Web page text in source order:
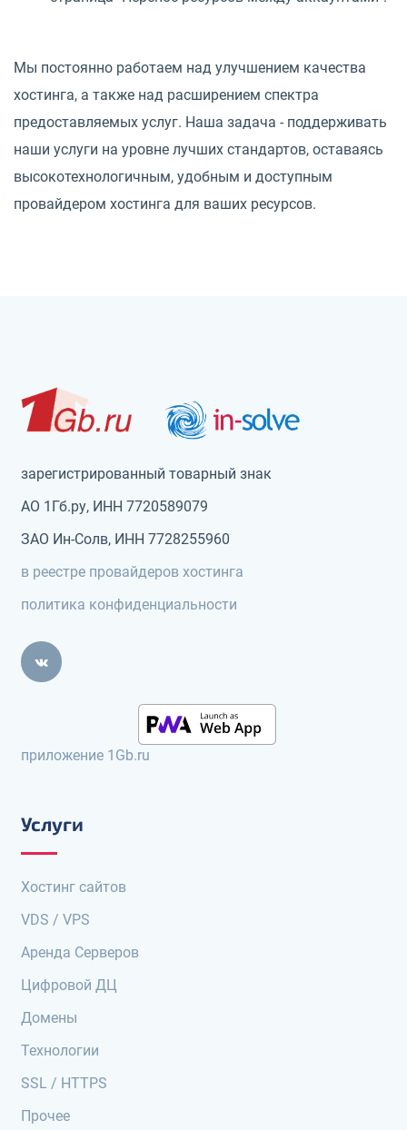
Мы постоянно работаем над улучшением качества
хостинга, а также над расширением спектра
предоставляемых услуг. Наша задача - поддерживать
наши услуги на уровне лучших стандартов, оставаясь
высокотехнологичным, удобным и доступным
провайдером хостинга для ваших ресурсов.
зарегистрированный товарный знак
АО 1Гб.ру, ИНН 7720589079
ЗАО Ин-Солв, ИНН 7728255960
в реестре провайдеров хостинга
политика конфиденциальности
приложение 1Gb.ru
Услуги
Хостинг сайтов
VDS / VPS
Аренда Серверов
Цифровой ДЦ
Домены
Технологии
SSL / HTTPS
Прочее